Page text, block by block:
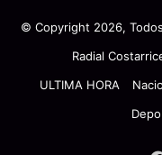
© Copyright 2026,
Radial
ULTIMA HORA